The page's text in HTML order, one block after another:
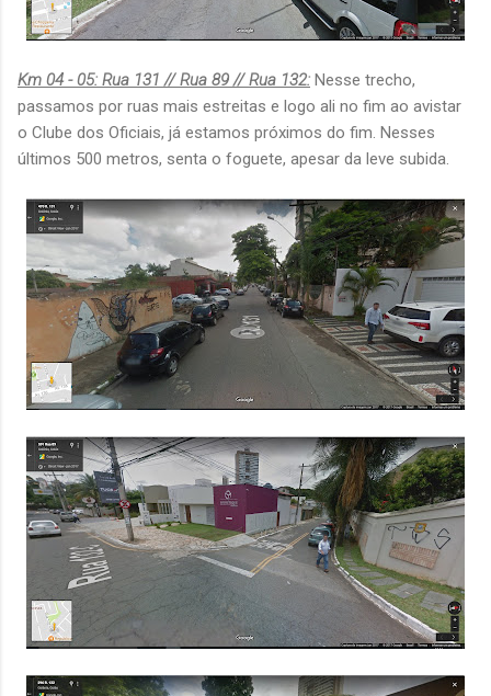
Km 04 - 05: Rua 131 // Rua 89 // Rua 132: Nesse trecho,
passamos por ruas mais estreitas e logo ali no fim ao avistar
o Clube dos Oficiais, já estamos próximos do fim. Nesses
últimos 500 metros, senta o foguete, apesar da leve subida.